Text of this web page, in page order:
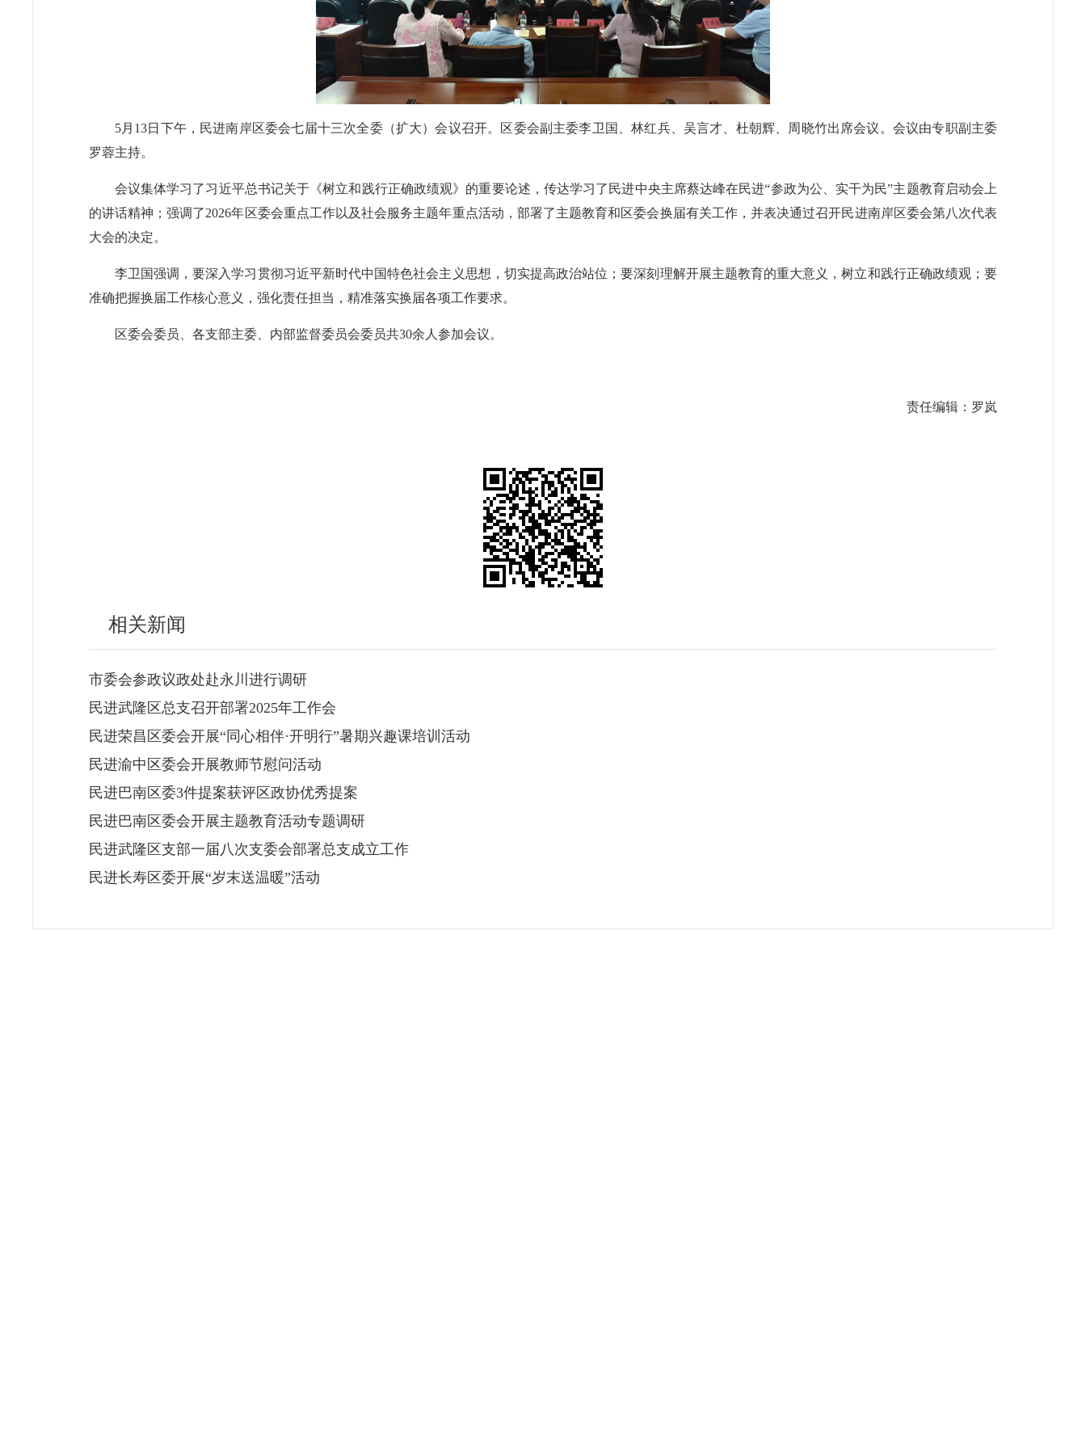
5月13日下午，民进南岸区委会七届十三次全委（扩大）会议召开。区委会副主委李卫国、林红兵、吴言才、杜朝辉、周晓竹出席会议。会议由专职副主委
罗蓉主持。
会议集体学习了习近平总书记关于《树立和践行正确政绩观》的重要论述，传达学习了民进中央主席蔡达峰在民进“参政为公、实干为民”主题教育启动会上
的讲话精神；强调了2026年区委会重点工作以及社会服务主题年重点活动，部署了主题教育和区委会换届有关工作，并表决通过召开民进南岸区委会第八次代表
大会的决定。
李卫国强调，要深入学习贯彻习近平新时代中国特色社会主义思想，切实提高政治站位；要深刻理解开展主题教育的重大意义，树立和践行正确政绩观；要
准确把握换届工作核心意义，强化责任担当，精准落实换届各项工作要求。
区委会委员、各支部主委、内部监督委员会委员共30余人参加会议。
责任编辑：罗岚
相关新闻
市委会参政议政处赴永川进行调研
民进武隆区总支召开部署2025年工作会
民进荣昌区委会开展“同心相伴·开明行”暑期兴趣课培训活动
民进渝中区委会开展教师节慰问活动
民进巴南区委3件提案获评区政协优秀提案
民进巴南区委会开展主题教育活动专题调研
民进武隆区支部一届八次支委会部署总支成立工作
民进长寿区委开展“岁末送温暖”活动